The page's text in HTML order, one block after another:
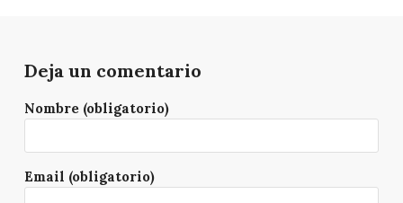
Deja un comentario
Nombre (obligatorio)
Email (obligatorio)